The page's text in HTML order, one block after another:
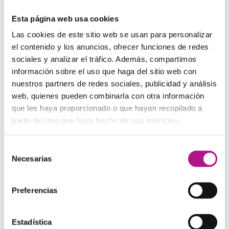
Esta página web usa cookies
Las cookies de este sitio web se usan para personalizar
el contenido y los anuncios, ofrecer funciones de redes
sociales y analizar el tráfico. Además, compartimos
información sobre el uso que haga del sitio web con
nuestros partners de redes sociales, publicidad y análisis
web, quienes pueden combinarla con otra información
que les haya proporcionado o que hayan recopilado a
partir del uso que haya hecho de sus servicios.
Necesarias
Preferencias
Estadística
The Princess Switch
La suplantación de identidades entre dos personas que
son idénticas es un recurso que siempre funciona con las
comedias románticas. Si a eso le sumamos un entorno
navideño, una princesa de cuento de hadas y dos historias
de amor en paralelo… ¡tenemos una peli perfecta para
disfrutar en inglés!
arruinarnos las Navidades, es el protagonista de esta
emotiva historia de animación para toda la familia.